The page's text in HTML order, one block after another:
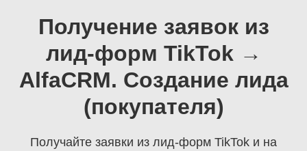
Получение заявок из
лид-форм TikTok →
AlfaCRM. Создание лида
(покупателя)
Получайте заявки из лид-форм TikTok и на